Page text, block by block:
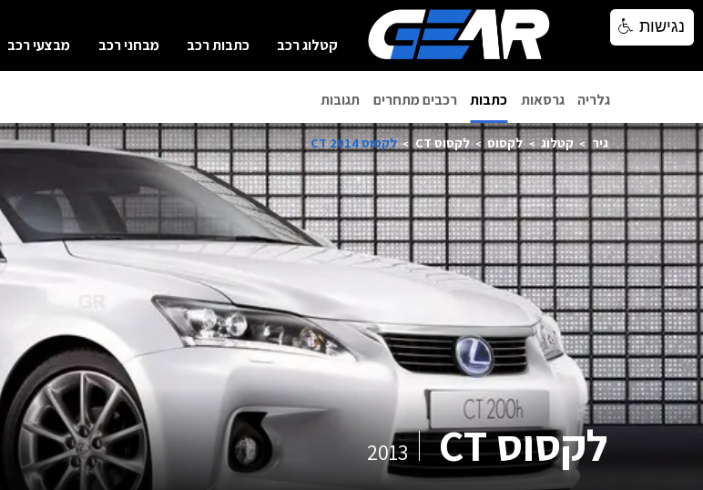
קטלוג רכב כתבות רכב מבחני רכב מבצעי רכב
גלריה גרסאות כתבות רכבים מתחרים תגובות
גיר קטלוג לקסוס לקסוס CT לקסוס CT 2014
לקסוס CT 2013
נגישות
נגישות